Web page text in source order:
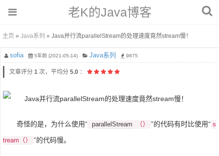
老K的Java博客
主页 » Java系列 » Java并行流parallelStream的处理速度竟然stream慢！
sofia 5年前 (2021-05-14) Java系列 9875
文章评分 1 次，平均分 5.0 ：
奇怪的是，为什么使用“ parallelStream （） ”的代码有时比使用“ s
tream（） ”的代码慢。